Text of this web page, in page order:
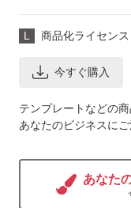
L 商品化ライセンス
今すぐ購入
テンプレートなどの
あなたのビジネスにご
あなた